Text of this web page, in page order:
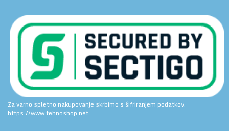
Za varno spletno nakupovanje skrbimo s šifriranjem podatkov.
https://www.tehnoshop.net